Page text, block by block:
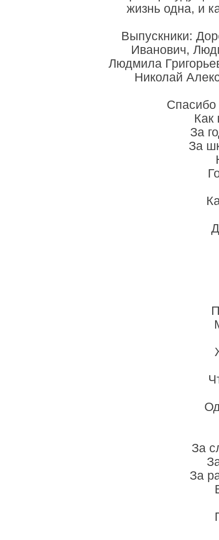
жизнь одна, и
Выпускники:
Иванович,
Людмила
Николай
Спасибо
Как
За
За
За
За